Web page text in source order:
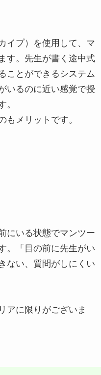
イプ）を使用して、マ
す。先生が書く途中式
ことができるシステム
いるのに近い感覚で授
。
もメリットです。
にいる状態でマンツー
。「目の前に先生がい
ない、質問がしにくい
アに限りがございま